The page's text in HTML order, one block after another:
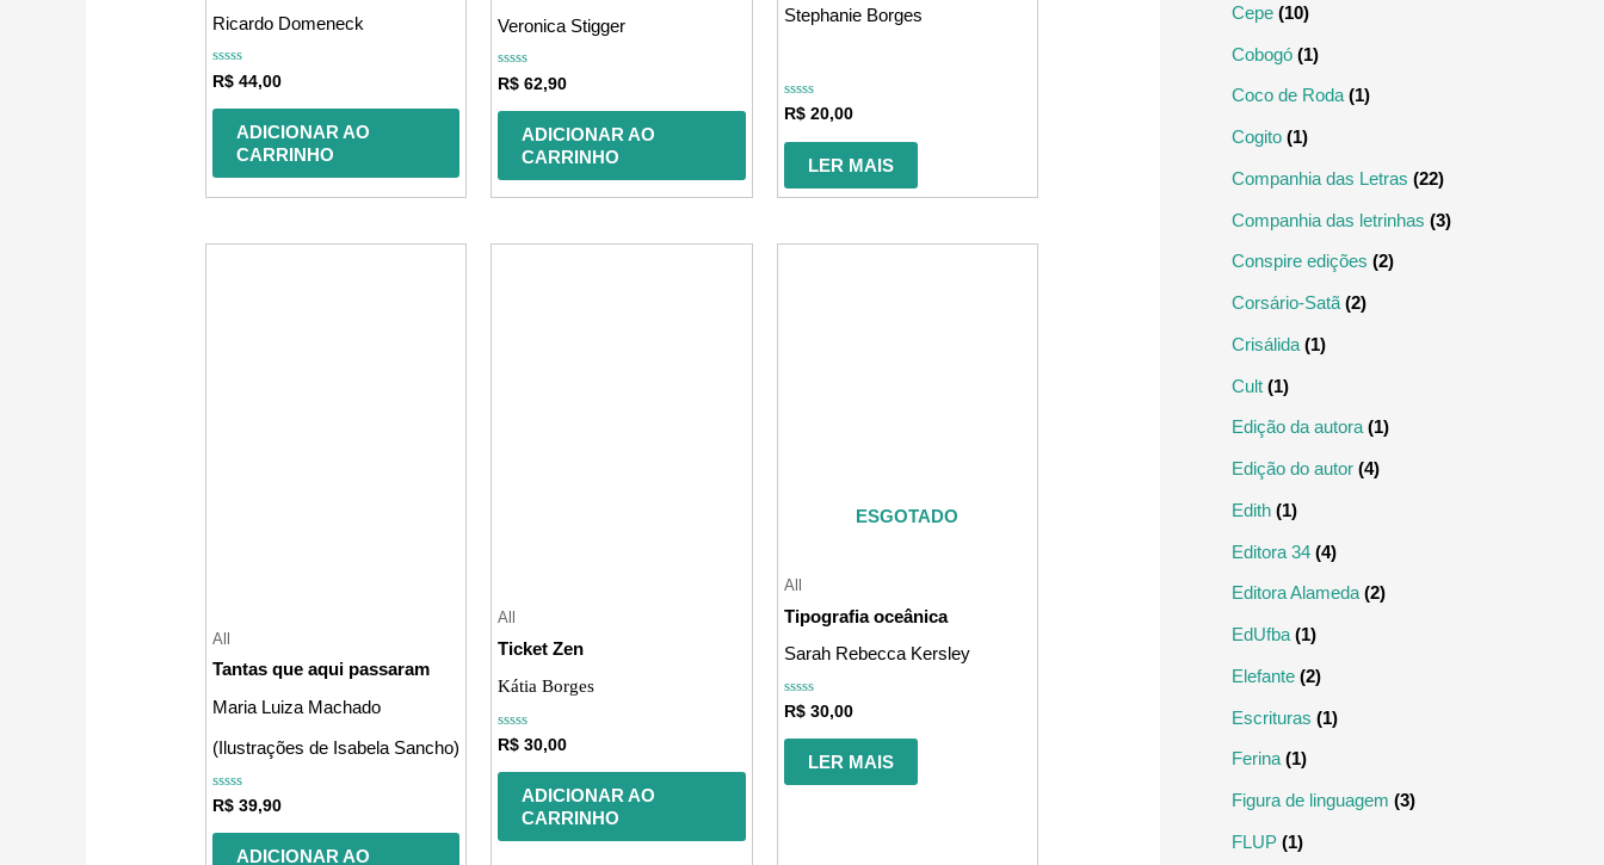
Ricardo Domeneck
Avaliação
0
de
R$ 44,00
ADICIONAR AO
CARRINHO
Veronica Stigger
Avaliação
0
de
R$ 62,90
ADICIONAR AO
CARRINHO
Stephanie Borges
Avaliação
de
R$20,00
LER MAIS
All
Tantas que aqui passaram
Maria Luiza Machado
(Ilustrações de Isabela Sancho)
Avaliação
0
de
R$ 39,90
ADICIONAR AO
All
Ticket Zen
Kátia Borges
Avaliação
de
R$ 30,00
ADICIONAR AO
CARRINHO
ESGOTADO
All
Tipografia oceânica
Sarah Rebecca Kersley
Avaliação
de
R$30,00
LER MAIS
Cepe (10)
Cobogó (1)
Coco de Roda (1)
Cogito (1)
Companhia das Letras (22)
Companhia das letrinhas (3)
Conspire edições (2)
Corsário-Satã (2)
Crisálida (1)
Cult (1)
Edição da autora (1)
Edição do autor (4)
Edith (1)
Editora 34 (4)
Editora Alameda (2)
EdUfba (1)
Elefante (2)
Escrituras (1)
Ferina (1)
Figura de linguagem (3)
FLUP (1)